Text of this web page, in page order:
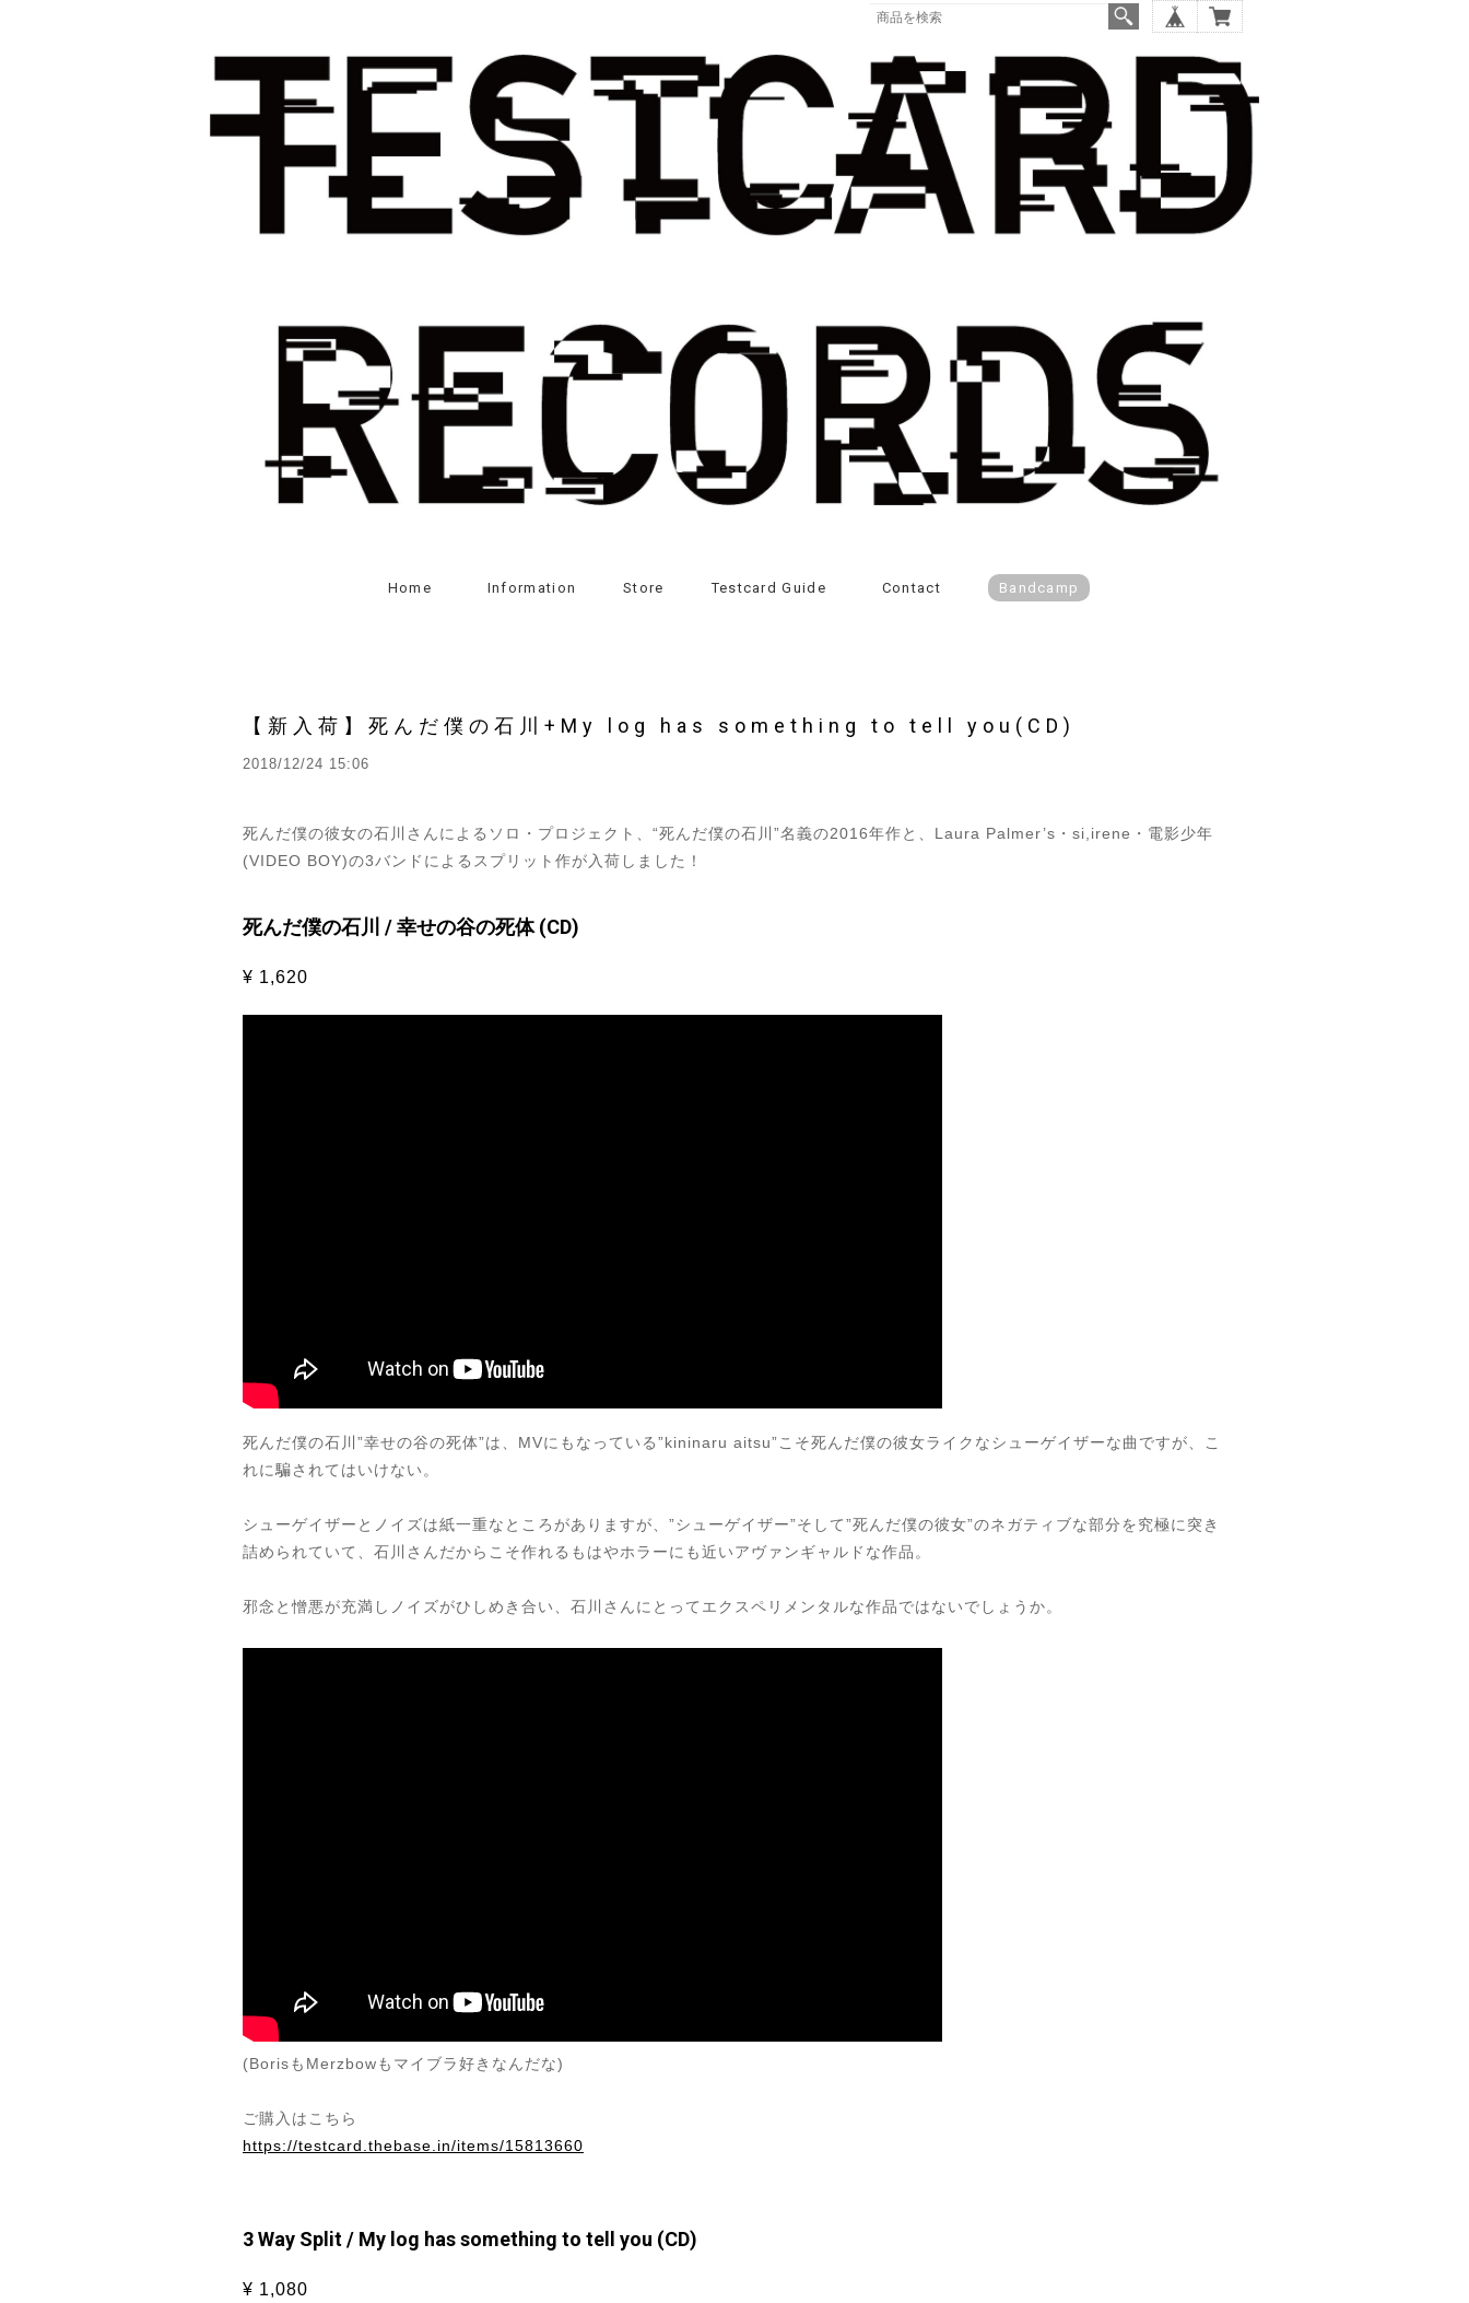
Home Information Store Testcard Guide Contact Bandcamp
【新入荷】死んだ僕の石川+My log has something to tell you(CD)
2018/12/24 15:06
死んだ僕の彼女の石川さんによるソロ・プロジェクト、“死んだ僕の石川”名義の2016年作と、Laura Palmer’s・si,irene・電影少年
(VIDEO BOY)の3バンドによるスプリット作が入荷しました！
死んだ僕の石川 / 幸せの谷の死体 (CD)
¥ 1,620
死んだ僕の石川”幸せの谷の死体”は、MVにもなっている”kininaru aitsu”こそ死んだ僕の彼女ライクなシューゲイザーな曲ですが、こ
れに騙されてはいけない。
シューゲイザーとノイズは紙一重なところがありますが、”シューゲイザー”そして”死んだ僕の彼女”のネガティブな部分を究極に突き
詰められていて、石川さんだからこそ作れるもはやホラーにも近いアヴァンギャルドな作品。
邪念と憎悪が充満しノイズがひしめき合い、石川さんにとってエクスペリメンタルな作品ではないでしょうか。
(BorisもMerzbowもマイブラ好きなんだな)
ご購入はこちら
https://testcard.thebase.in/items/15813660
3 Way Split / My log has something to tell you (CD)
¥ 1,080